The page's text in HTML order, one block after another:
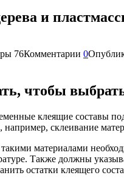
и
76Комментарии 0
чтобы
клеящие составы
склеивание
материалами
Также должны
остатки клеящего